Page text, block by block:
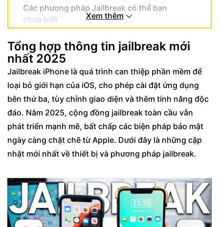
Các phương pháp Jailbreak có thể bạn
chưa biết
Lưu ý quan trọng trước khi thực hiện
jailbreak máy
Tweak nên cài cho máy - thông tin jailbreak
bạn cần biết
Giải đáp thắc mắc thường gặp sau khi
Jailbreak
Jailbreak có làm mất bảo hành không?
Tại sao iPhone bị lag sau Jailbreak?
không?
Làm gì nếu iPhone không khởi động được?
Xem thêm
Tổng hợp thông tin jailbreak mới
nhất 2025
Jailbreak iPhone là quá trình can thiệp phần mềm để
loại bỏ giới hạn của iOS, cho phép cài đặt ứng dụng
bên thứ ba, tùy chỉnh giao diện và thêm tính năng độc
đáo. Năm 2025, cộng đồng jailbreak toàn cầu vẫn
phát triển mạnh mẽ, bất chấp các biện pháp bảo mật
ngày càng chặt chẽ từ Apple. Dưới đây là những cập
nhật mới nhất về thiết bị và phương pháp jailbreak.